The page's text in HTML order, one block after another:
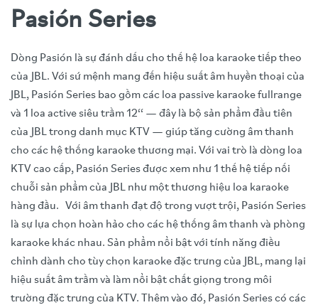
Pasión Series
Dòng Pasión là sự đánh dấu cho thế hệ loa karaoke tiếp theo
của JBL. Với sứ mệnh mang đến hiệu suất âm huyền thoại của
JBL, Pasión Series bao gồm các loa passive karaoke fullrange
và 1 loa active siêu trầm 12‘‘ — đây là bộ sản phẩm đầu tiên
của JBL trong danh mục KTV — giúp tăng cường âm thanh
cho các hệ thống karaoke thương mại. Với vai trò là dòng loa
KTV cao cấp, Pasión Series được xem như 1 thế hệ tiếp nối
chuỗi sản phẩm của JBL như một thương hiệu loa karaoke
hàng đầu. Với âm thanh đạt độ trong vượt trội, Pasión Series
là sự lựa chọn hoàn hảo cho các hệ thống âm thanh và phòng
karaoke khác nhau. Sản phẩm nổi bật với tính năng điều
chỉnh dành cho tùy chọn karaoke đặc trưng của JBL, mang lại
hiệu suất âm trầm và làm nổi bật chất giọng trong môi
trường đặc trưng của KTV. Thêm vào đó, Pasión Series có các